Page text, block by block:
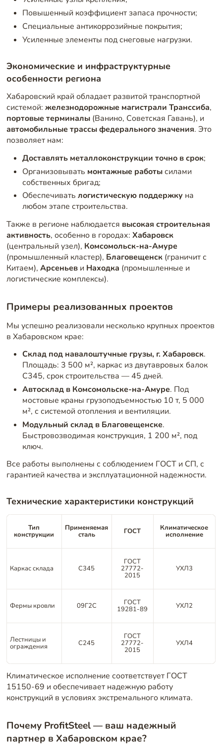
Повышенный коэффициент запаса прочности;
Специальные антикоррозийные покрытия;
Усиленные элементы под снеговые нагрузки.
Экономические и инфраструктурные
особенности региона
Хабаровский край обладает развитой транспортной
системой: железнодорожные магистрали Транссиба,
портовые терминалы(Ванино, Советская Гавань), и
автомобильные трассы федерального значения. Это
позволяет нам:
Доставлять металлоконструкции точно в срок;
Организовывать монтажные работысилами
собственных бригад;
Обеспечивать логистическую поддержку на
любом этапе строительства.
Также в регионе наблюдается высокая строительная
активность, особенно в городах: Хабаровск
(центральный узел), Комсомольск-на-Амуре
(промышленный кластер), Благовещенск(граничит с
Китаем), Арсеньеви Находка (промышленные и
логистические комплексы).
Примеры реализованных проектов
Мы успешно реализовали несколько крупных проектов
в Хабаровском крае:
Склад под навалоштучные грузы, г. Хабаровск.
Площадь: 3 500 м², каркас из двутавровых балок
С345, срок строительства — 45 дней.
Автосклад в Комсомольске-на-Амуре. Под
мостовые краны грузоподъемностью 10 т, 5 000
м², с системой отопления и вентиляции.
Модульный склад в Благовещенске.
Быстровозводимая конструкция, 1 200 м², под
ключ.
Все работы выполнены с соблюдением ГОСТ и СП, с
гарантией качества и эксплуатационной надежности.
Технические характеристики конструкций
Тип
конструкции
Применяемая
сталь ГОСТ Климатическое
исполнение
Каркас склада С345
ГОСТ
27772-
2015
УХЛ3
Фермы кровли 09Г2С ГОСТ
19281-89 УХЛ2
Лестницы и
ограждения С245
ГОСТ
27772-
2015
УХЛ4
Климатическое исполнение соответствует ГОСТ
15150-69 и обеспечивает надежную работу
конструкций в условиях экстремального климата.
Почему ProfitSteel — ваш надежный
партнер в Хабаровском крае?